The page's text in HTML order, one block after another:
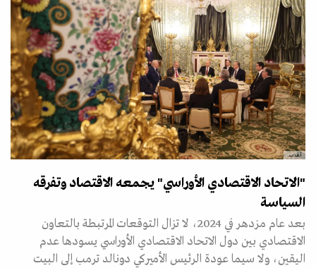
أ.ف.ب.
"الاتحاد الاقتصادي الأوراسي" يجمعه الاقتصاد وتفرقه
السياسة
بعد عام مزدهر في 2024، لا تزال التوقعات المرتبطة بالتعاون
الاقتصادي بين دول الاتحاد الاقتصادي الأوراسي يسودها عدم
اليقين، ولا سيما عودة الرئيس الأميركي دونالد ترمب إلى البيت